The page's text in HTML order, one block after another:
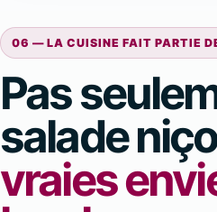
06 — LA CUISINE FAIT PARTIE
Pas
salade
vraies